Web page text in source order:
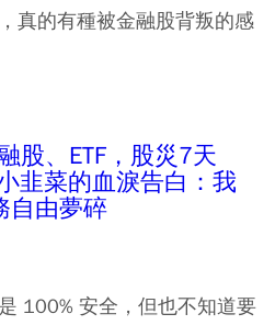
真的有種被金融股背叛的感
股、ETF，股災7天
韭菜的血淚告白：我
自由夢碎
100% 安全，但也不知道要